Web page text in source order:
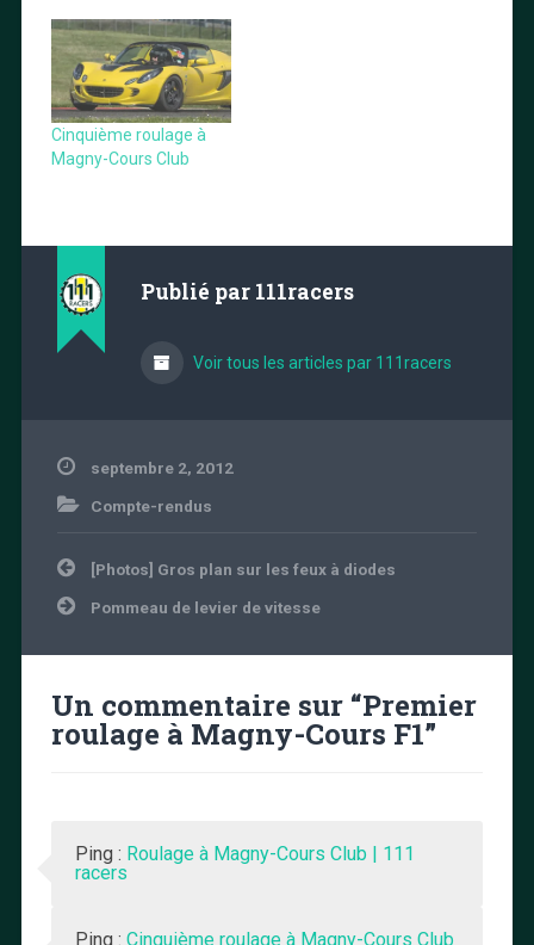
Cinquième roulage à
Magny-Cours Club
Publié par 111racers
Voir tous les articles par 111racers
septembre 2, 2012
Compte-rendus
Navigation
de
l’article
[Photos] Gros plan sur les feux à diodes
Pommeau de levier de vitesse
Un commentaire sur “Premier
roulage à Magny-Cours F1”
Ping : Roulage à Magny-Cours Club | 111
racers
Ping : Cinquième roulage à Magny-Cours Club